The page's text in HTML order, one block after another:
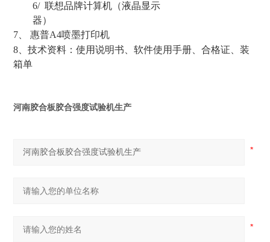
6/ 联想品牌计算机（液晶显示
器）
7、 惠普A4喷墨打印机
8、技术资料：使用说明书、软件使用手册、合格证、装
箱单
河南胶合板胶合强度试验机生产